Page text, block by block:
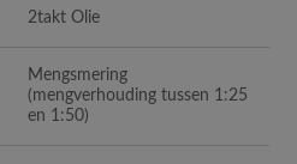
2takt Olie
Mengsmering
(mengverhouding tussen 1:25
en 1:50)